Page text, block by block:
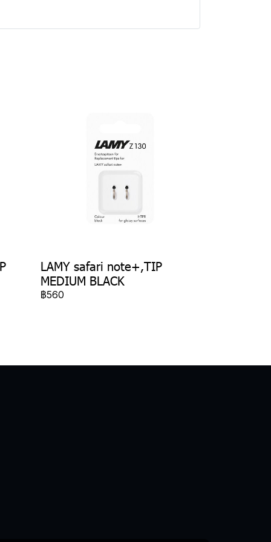
LAMY safari note+,TIP
MEDIUM BLACK
฿560